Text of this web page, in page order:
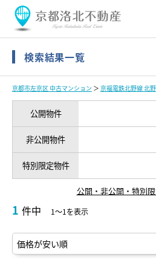
検索結果一覧
京都市左京区 中古マンション ＞ 京福電鉄北野線 北
公開物件
非公開物件
特別限定物件
公開・非公開・特別
1 件中 1～1を表示